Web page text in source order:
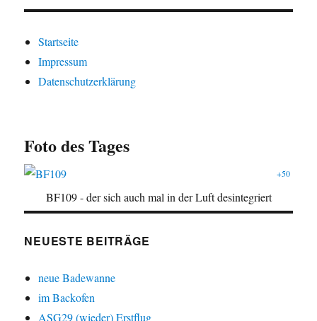
Startseite
Impressum
Datenschutzerklärung
Foto des Tages
+50
BF109 - der sich auch mal in der Luft desintegriert
NEUESTE BEITRÄGE
neue Badewanne
im Backofen
ASG29 (wieder) Erstflug